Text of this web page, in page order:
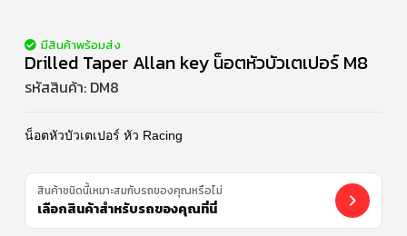
มีสินค้าพร้อมส่ง
Drilled Taper Allan key น็อตหัวบัวเตเปอร์ M8
รหัสสินค้า: DM8
น็อตหัวบัวเตเปอร์ หัว Racing
สินค้าชนิดนี้เหมาะสมกับรถของคุณหรือไม่
เลือกสินค้าสำหรับรถของคุณที่นี่